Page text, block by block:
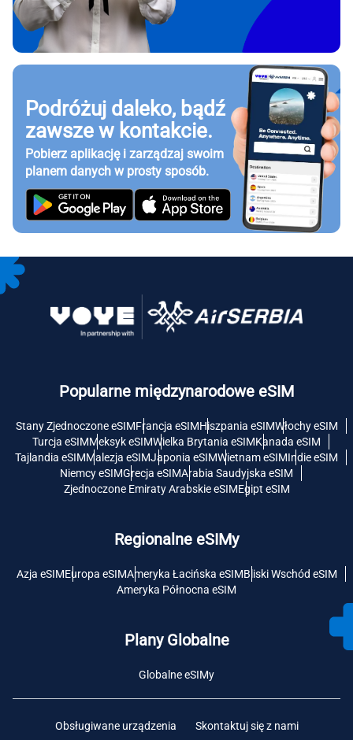
Podróżuj daleko, bądź
zawsze w kontakcie.
Pobierz aplikację i zarządzaj swoim
planem danych w prosty sposób.
Popularne międzynarodowe eSIM
Stany Zjednoczone eSIMFrancja eSIMHiszpania eSIMWłochy eSIM
Turcja eSIMMeksyk eSIMWielka Brytania eSIMKanada eSIM
Tajlandia eSIMMalezja eSIMJaponia eSIMWietnam eSIMIndie eSIM
Niemcy eSIMGrecja eSIMArabia Saudyjska eSIM
Zjednoczone Emiraty Arabskie eSIMEgipt eSIM
Regionalne eSIMy
Azja eSIMEuropa eSIMAmeryka Łacińska eSIMBliski Wschód eSIM
Ameryka Północna eSIM
Plany Globalne
Globalne eSIMy
Obsługiwane urządzenia Skontaktuj się z nami